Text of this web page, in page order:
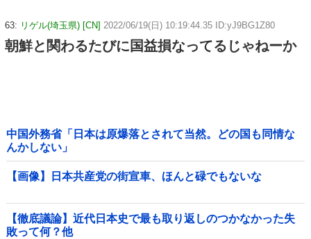
63: リゲル(埼玉県) [CN] 2022/06/19(日) 10:19:44.35 ID:yJ9BG1Z80
朝鮮と関わるたびに国益損なってるじゃねーか
中国外務省「日本は原爆落とされて当然。どの国も同情な
んかしない」
【画像】日本共産党の街宣車、ほんと碌でもないな
【徹底議論】近代日本史で最も取り返しのつかなかった失
敗って何？他